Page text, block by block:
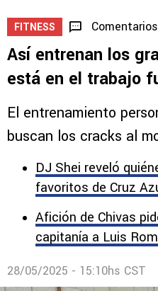
FITNESS Comentarios
Así entrenan los
está en el trabajo
El entrenamiento
buscan los cracks al
DJ Shei reveló
favoritos de Cruz
Afición de Chivas
capitanía a Luis
28/05/2025 - 15:10hs CST